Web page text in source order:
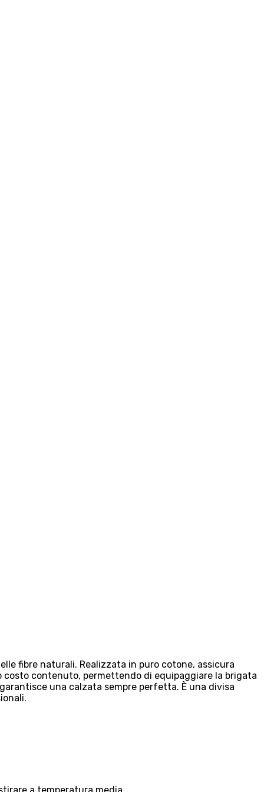
fibre naturali. Realizzata in puro cotone, assicura
contenuto, permettendo di equipaggiare la brigata
una calzata sempre perfetta. È una divisa